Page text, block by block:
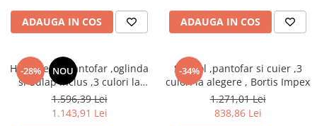
ADAUGA IN COS ADAUGA IN COS
-28% NOU
Hol/cuier si pantofar ,oglinda
si dulap inclus ,3 culori la
alegere,Bortis Impex
1.596,39 Lei
1.143,91 Lei
-34%
Set hol ,pantofar si cuier ,3
culori la alegere , Bortis Impex
1.271,01 Lei
838,86 Lei